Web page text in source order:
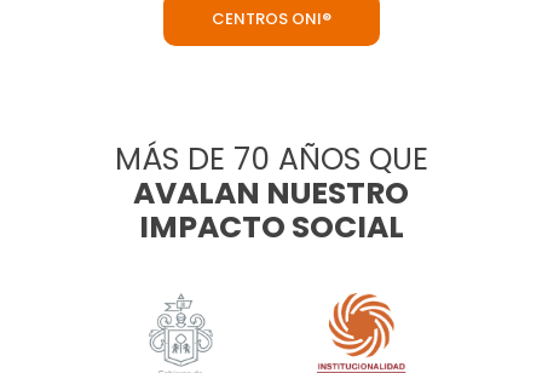
CENTROS ONI®
MÁS DE 70 AÑOS QUE
AVALAN NUESTRO
IMPACTO SOCIAL